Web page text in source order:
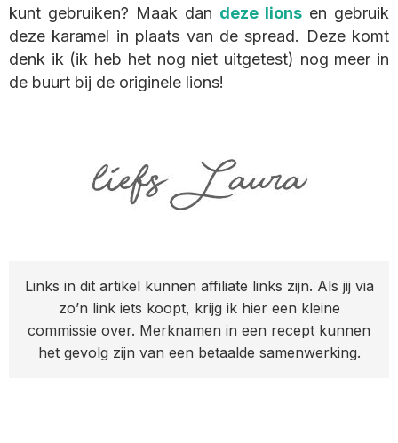
kunt gebruiken? Maak dan deze lions en gebruik
deze karamel in plaats van de spread. Deze komt
denk ik (ik heb het nog niet uitgetest) nog meer in
de buurt bij de originele lions!
Links in dit artikel kunnen affiliate links zijn. Als jij via
zo’n link iets koopt, krijg ik hier een kleine
commissie over. Merknamen in een recept kunnen
het gevolg zijn van een betaalde samenwerking.